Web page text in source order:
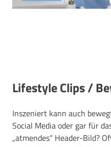
Lifestyle Clips /
Inszeniert kann auch
Social Media oder gar für
„atmendes“ Header-Bild?